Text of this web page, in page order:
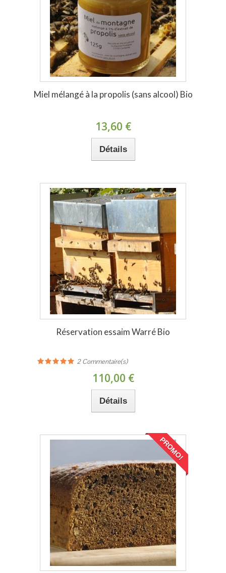
Miel mélangé à la propolis (sans alcool) Bio
13,60 €
Détails
Réservation essaim Warré Bio
2Commentaire(s)
110,00 €
Détails
PROMO!